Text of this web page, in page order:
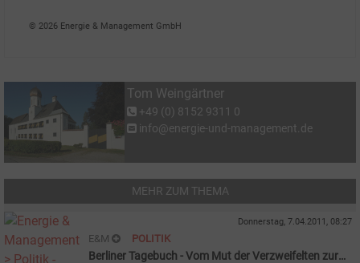
© 2026 Energie & Management GmbH
Tom Weingärtner
+49 (0) 8152 9311 0
info@energie-und-management.de
MEHR ZUM THEMA
Donnerstag, 7.04.2011, 08:27
E&M POLITIK
Berliner Tagebuch - Vom Mut der Verzweifelten zur